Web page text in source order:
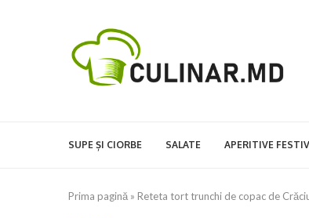
SUPE ȘI CIORBE SALATE APERITIVE
Prima pagină » Reteta tort trunchi de copac de